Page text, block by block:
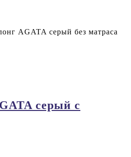
AGATA серый без матраса
серый с